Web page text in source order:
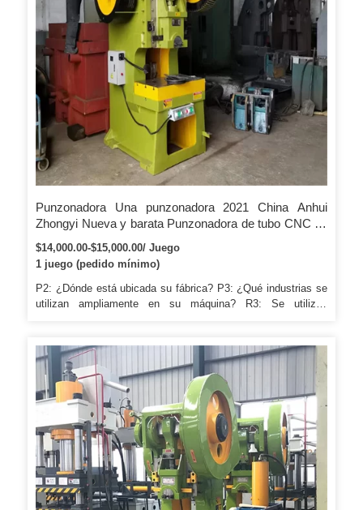
Punzonadora Una punzonadora 2021 China Anhui
Zhongyi Nueva y barata Punzonadora de tubo CNC de
6 m
$14,000.00-$15,000.00/ Juego
1 juego (pedido mínimo)
P2: ¿Dónde está ubicada su fábrica? P3: ¿Qué industrias se
utilizan ampliamente en su máquina? R3: Se utilizan
después de la venta?